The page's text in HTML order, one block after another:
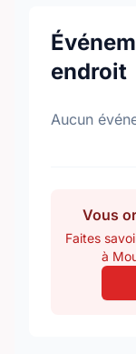
endroit
Aucun
Vous
Faites
à